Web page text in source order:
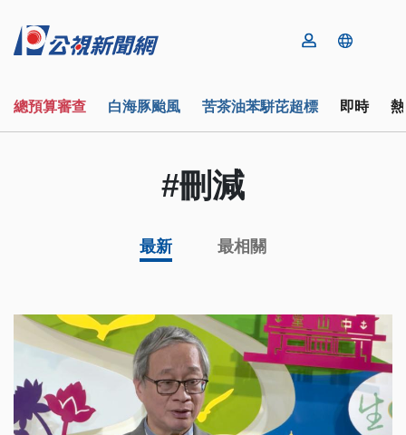
總預算審查 白海豚颱風 苦茶油苯駢芘超標 即時
#刪減
最新 最相關